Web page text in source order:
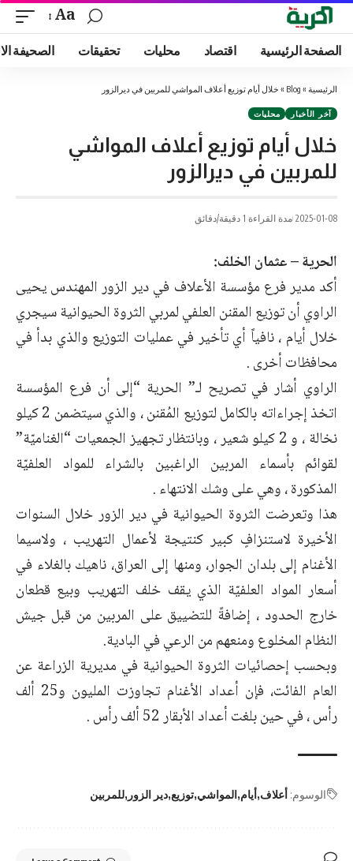
Aa
الصفحة الرئيسية اقتصاد محليات تحقيقات الصحيفة
الرئيسية »
Blog
» خلال أيام توزيع أعلاف المواشي للمربين في ديرالزور
آخر الأخبار محليات
خلال أيام توزيع أعلاف المواشي
للمربين في ديرالزور
2025-01-08 مدة القراءة 1 دقيقة/دقائق
الحرية – عثمان الخلف:
أكد مدير فرع مؤسسة الأعلاف في دير الزور المهندس يحيى
الراوي أن توزيع المقنن العلفي لمربي الثروة الحيوانية سيجري
خلال أيام ، نافياً أي تأخير في عمليات التوزيع والذي بدأ في
محافظات أخرى .
الراوي أشار في تصريح لـ” الحرية “إلى أن فرع المؤسسة
اتخذ إجراءاته بالكامل لتوزيع المُقنن ، والذي سيتضمن 2 كيلو
نخالة ، و 2 كيلو شعير ، وبانتظار تجهيز الجمعيات “الغناميّة”
لقوائم بأسماء المربين الراغبين بالشراء للمواد العلفيّة
المذكورة ، وهي على وشك الانتهاء .
هذا وتعرضت الثروة الحيوانية في دير الزور خلال السنوات
الأخيرة لاستنزافٍ كبير كنتيجة لأعمال التهريب ، ولاسيما
الأغنام إلى بلدان الجوار، ومنها إلى العراق، ناهيك بالغلاء في
أسعار المواد العلفيّة الذي يقف خلف التهريب وبيع قطعان
خارج الحدود ، إضافةً للتضييق على المربين من قبل جيش
النظام المخلوع ومنعهم من الرعي في البادية.
وبحسب إحصائيات الثروة الحيوانية في مديرية الزراعة عن
العام الفائت، فإن أعداد الأغنام تجاوزت المليون و25 ألف
رأس ، في حين بلغت أعداد الأبقار 52 ألف رأس .
الوسوم: أعلاف أيام المواشي توزيع دير الزور للمربين